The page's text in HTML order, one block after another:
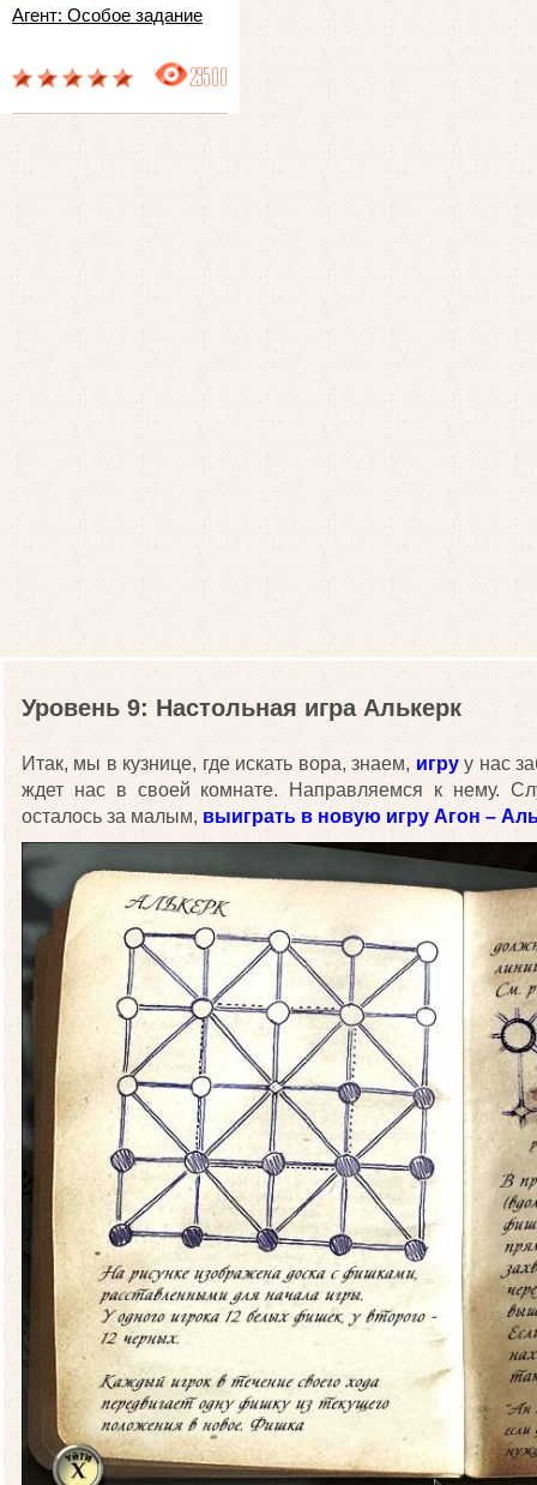
Агент: Особое задание
29500
Уровень 9: Настольная игра Алькерк
Итак, мы в кузнице, где искать вора, знаем, игруу нас
ждет нас в своей комнате. Направляемся к нему.
осталось за малым, выиграть в новую игру Агон –